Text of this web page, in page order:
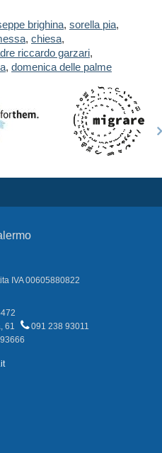
brighina, sorella pia,
, chiesa,
riccardo garzari,
, domenica delle palme
IVA 00605880822
61
091 238 93011